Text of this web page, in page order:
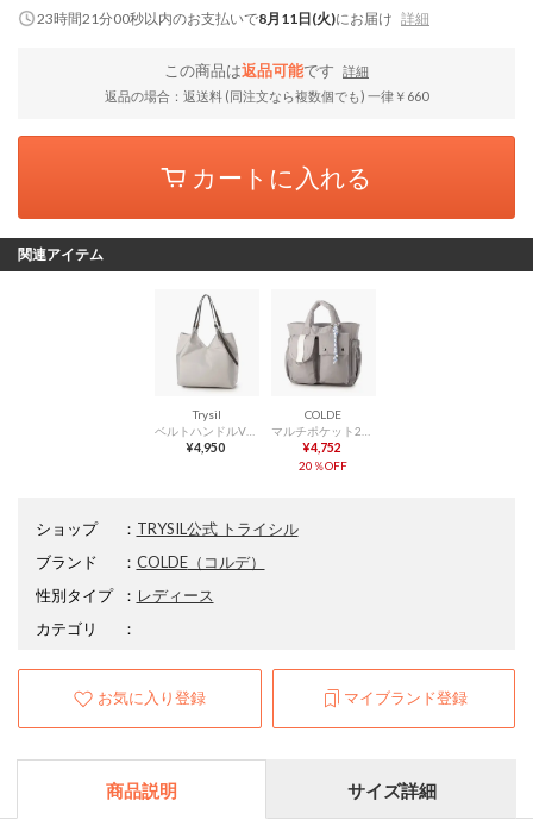
23時間20分59秒以内のお支払いで8月11日(火)にお届け 詳細
この商品は返品可能です
詳細
返品の場合：返送料 (同注文なら複数個でも) 一律￥660
カートに入れる
関連アイテム
Trysil
ベルトハンドルVカットトートバッグ （グレー）
¥4,950
COLDE
¥4,752
20％OFF
ショップ ： TRYSIL公式 トライシル
ブランド
： COLDE（コルデ）
性別タイプ
： レディース
カテゴリ
：
お気に入り登録 マイブランド登録
商品説明 サイズ詳細